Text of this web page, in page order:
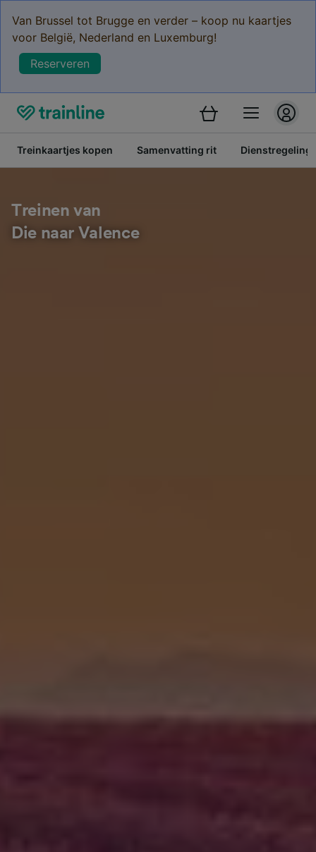
Van Brussel tot Brugge en verder – koop nu kaartjes
voor België, Nederland en Luxemburg!
Reserveren
Treinkaartjes kopen Samenvatting rit Dienstregeling
Treinen van
Die naar Valence